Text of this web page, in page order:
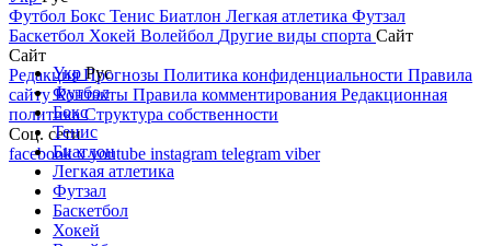
Футбол Бокс Тенис Биатлон Легкая атлетика Футзал
Баскетбол Хокей Волейбол Другие виды спорта Сайт
Сайт
РедакцияПрогнозы Политика конфиденциальности Правила
сайтуКонтакты Правила комментирования Редакционная
политикаСтруктура собственности
Соц. сети
facebookxyoutube instagram telegram viber
УкрРус
Футбол
Бокс
Тенис
Биатлон
Легкая атлетика
Футзал
Баскетбол
Хокей